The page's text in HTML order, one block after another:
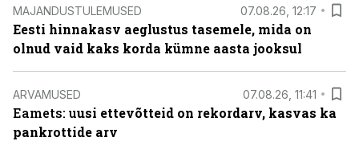
MAJANDUSTULEMUSED 07.08.26, 12:17
Eesti hinnakasv aeglustus tasemele, mida on
olnud vaid kaks korda kümne aasta jooksul
ARVAMUSED 07.08.26, 11:41
Eamets: uusi ettevõtteid on rekordarv, kasvas ka
pankrottide arv